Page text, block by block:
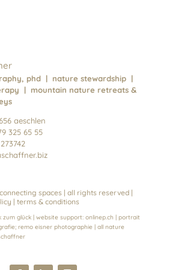
phd | nature stewardship |
| mountain nature retreats &
aeschlen
325 65 55
spaces | all rights reserved |
| terms & conditions
zum glück| website support: onlinep.ch | portrait
; remo eisner photographie | all nature
er